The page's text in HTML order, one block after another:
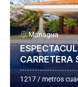
Managua
CARRETERA
1217 / metros